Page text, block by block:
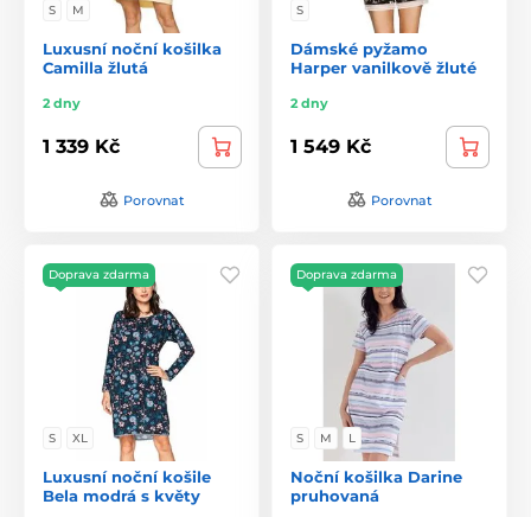
S M
Luxusní noční košilka
Camilla žlutá
2 dny
1 339 Kč
Porovnat
S
Dámské pyžamo
Harper vanilkově žluté
2 dny
1 549 Kč
Porovnat
Doprava zdarma
S XL
Luxusní noční košile
Bela modrá s květy
Doprava zdarma
S M L
Noční košilka Darine
pruhovaná